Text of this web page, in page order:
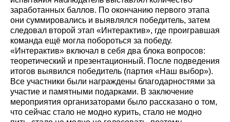
заработанных баллов. По окончанию первого этапа
они суммировались и выявлялся победитель, затем
следовал второй этап «Интерактив», где проигравшая
команда ещё могла побороться за победу.
«Интерактив» включал в себя два блока вопросов:
теоретический и презентационный. После подведения
итогов выявился победитель (партия «Наш выбор»).
Все участники были награждены благодарностями за
участие и памятными подарками. В заключение
мероприятия организаторами было рассказано о том,
что сейчас стало не модно курить, стало не модно